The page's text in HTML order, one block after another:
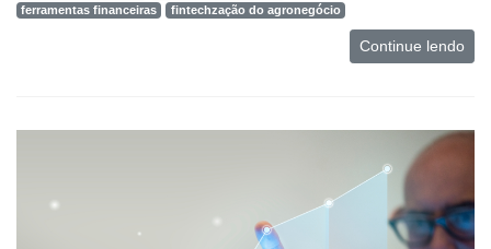
ferramentas financeiras
fintechzação do agronegócio
Continue lendo